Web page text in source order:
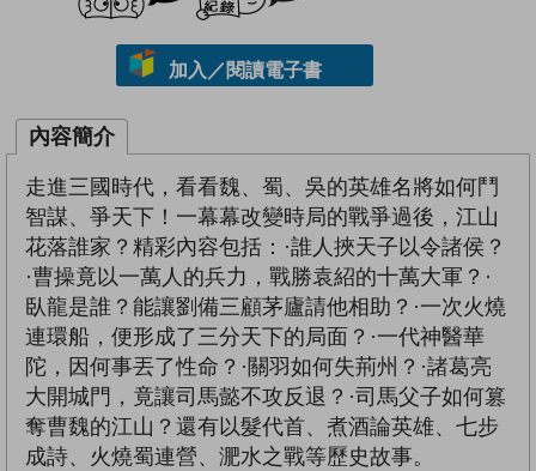
加入／閱讀電子書
內容簡介
走進三國時代，看看魏、蜀、吳的英雄名將如何鬥
智謀、爭天下！一幕幕改變時局的戰爭過後，江山
花落誰家？精彩內容包括：·誰人挾天子以令諸侯？
·曹操竟以一萬人的兵力，戰勝袁紹的十萬大軍？·
臥龍是誰？能讓劉備三顧茅廬請他相助？·一次火燒
連環船，便形成了三分天下的局面？·一代神醫華
陀，因何事丟了性命？·關羽如何失荊州？·諸葛亮
大開城門，竟讓司馬懿不攻反退？·司馬父子如何篡
奪曹魏的江山？還有以髮代首、煮酒論英雄、七步
成詩、火燒蜀連營、淝水之戰等歷史故事。